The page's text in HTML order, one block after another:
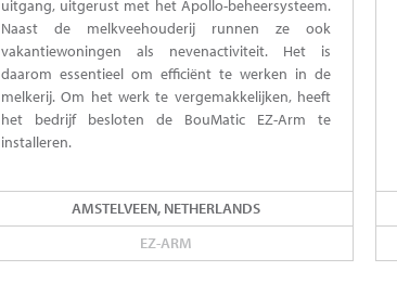
uitgang, uitgerust met het Apollo-beheersysteem.
Naast de melkveehouderij runnen ze ook
vakantiewoningen als nevenactiviteit. Het is
daarom essentieel om efficiënt te werken in de
melkerij. Om het werk te vergemakkelijken, heeft
het bedrijf besloten de BouMatic EZ-Arm te
installeren.
AMSTELVEEN, NETHERLANDS
EZ-ARM